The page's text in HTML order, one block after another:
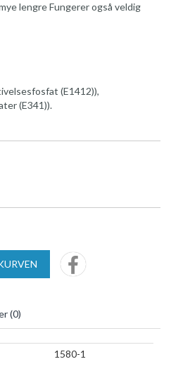
lengre Fungerer også veldig
(E1412)),
(E341)).
(0)
1580-1